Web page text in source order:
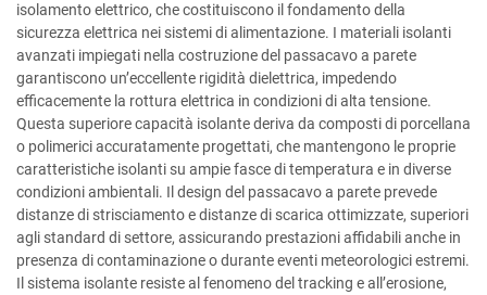
isolamento elettrico, che costituiscono il fondamento della
sicurezza elettrica nei sistemi di alimentazione. I materiali isolanti
avanzati impiegati nella costruzione del passacavo a parete
garantiscono un’eccellente rigidità dielettrica, impedendo
efficacemente la rottura elettrica in condizioni di alta tensione.
Questa superiore capacità isolante deriva da composti di porcellana
o polimerici accuratamente progettati, che mantengono le proprie
caratteristiche isolanti su ampie fasce di temperatura e in diverse
condizioni ambientali. Il design del passacavo a parete prevede
distanze di strisciamento e distanze di scarica ottimizzate, superiori
agli standard di settore, assicurando prestazioni affidabili anche in
presenza di contaminazione o durante eventi meteorologici estremi.
Il sistema isolante resiste al fenomeno del tracking e all’erosione,